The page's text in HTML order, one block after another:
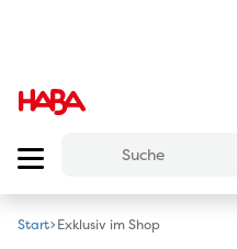
Start Exklusiv im Shop